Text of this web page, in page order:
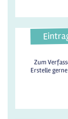
Zum
Erstelle